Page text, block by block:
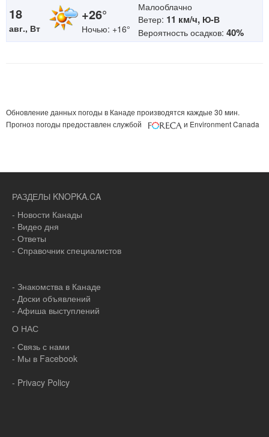
18
авг., Вт
+26°
Ночью: +16°
Малооблачно
Ветер: 11 км/ч, Ю-В
Вероятность осадков: 40%
Обновление данных погоды в Канаде производятся каждые 30 мин.
Прогноз погоды предоставлен службой
и Environment Canada
РАЗДЕЛЫ KNOPKA.CA
- Новости Канады
- Видео дня
- Ответы
- Справочник специалистов
- Знакомства в Канаде
- Доски объявлений
- Афиша выступлений
О НАС
- Связь с нами
- Мы в Facebook
- Privacy Policy